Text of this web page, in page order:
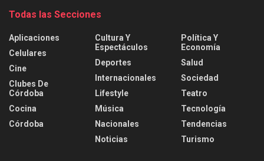
Todas las Secciones
Aplicaciones
Celulares
Cine
Clubes De
Córdoba
Cocina
Córdoba
Cultura Y
Espectáculos
Deportes
Internacionales
Lifestyle
Música
Nacionales
Noticias
Política Y
Economía
Salud
Sociedad
Teatro
Tecnología
Tendencias
Turismo